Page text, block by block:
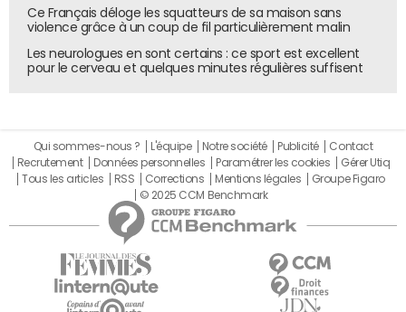
Ce Français déloge les squatteurs de sa maison sans
violence grâce à un coup de fil particulièrement malin
Les neurologues en sont certains : ce sport est excellent
pour le cerveau et quelques minutes régulières suffisent
Qui sommes-nous ? L'équipe Notre société Publicité
Contact
Recrutement
Données personnelles Paramétrer les cookies
Gérer Utiq
Tous les articles
RSS Corrections Mentions légales
Groupe Figaro
© 2025 CCM Benchmark